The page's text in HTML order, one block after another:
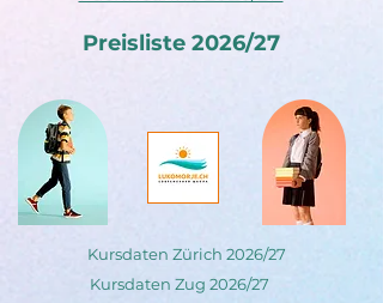
Preisliste 2026/27
Kursdaten Zürich 2026/27
Kursdaten Zug 2026/27